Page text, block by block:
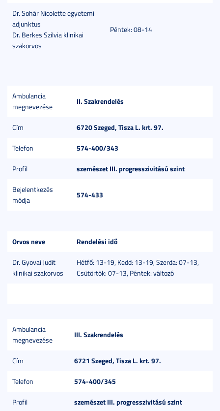
Dr. Sohár Nicolette egyetemi
adjunktus
Dr. Berkes Szilvia klinikai
szakorvos
Péntek: 08-14
Ambulancia
megnevezése
II. Szakrendelés
Cím 6720 Szeged, Tisza L. krt. 97.
Telefon 574-400/343
Profil szemészet III. progresszivitású szint
Bejelentkezés
módja
574-433
Orvos neve Rendelési idő
Dr. Gyovai Judit
klinikai szakorvos
Hétfő: 13-19, Kedd: 13-19, Szerda: 07-13,
Csütörtök: 07-13, Péntek: változó
Ambulancia
megnevezése
III. Szakrendelés
Cím 6721 Szeged, Tisza L. krt. 97.
Telefon 574-400/345
Profil szemészet III. progresszivitású szint